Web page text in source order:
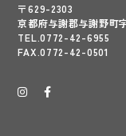
〒629-2303
京都府与謝郡与謝野町
TEL.0772-42-6955
FAX.0772-42-0501